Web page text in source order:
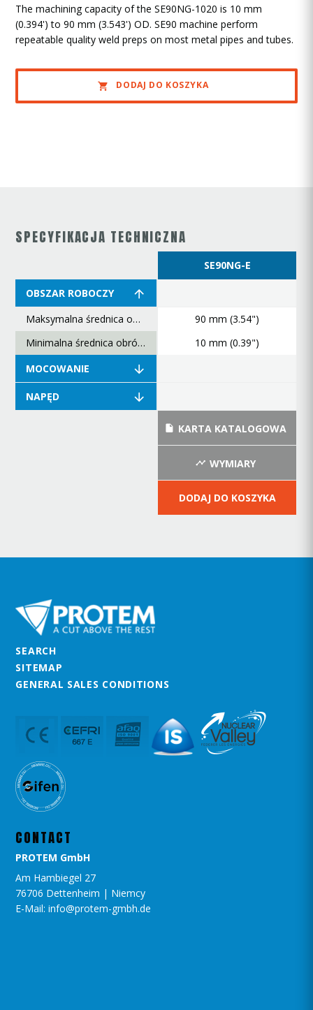
The machining capacity of the SE90NG-1020 is 10 mm
(0.394') to 90 mm (3.543') OD. SE90 machine perform
repeatable quality weld preps on most metal pipes and tubes.
DODAJ DO KOSZYKA
SPECYFIKACJA TECHNICZNA
OBSZAR ROBOCZY
Maksymalna średnica obróbki
Minimalna średnica obróbki
MOCOWANIE
NAPĘD
SE90NG-E
90 mm (3.54")
10 mm (0.39")
KARTA KATALOGOWA
WYMIARY
DODAJ DO KOSZYKA
SEARCH
SITEMAP
GENERAL SALES CONDITIONS
CONTACT
PROTEM GmbH
Am Hambiegel 27
76706 Dettenheim | Niemcy
E-Mail: info@protem-gmbh.de